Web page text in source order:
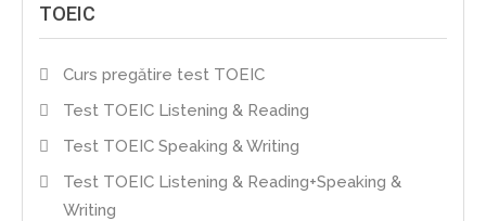
TOEIC
Curs pregătire test TOEIC
Test TOEIC Listening & Reading
Test TOEIC Speaking & Writing
Test TOEIC Listening & Reading+Speaking &
Writing